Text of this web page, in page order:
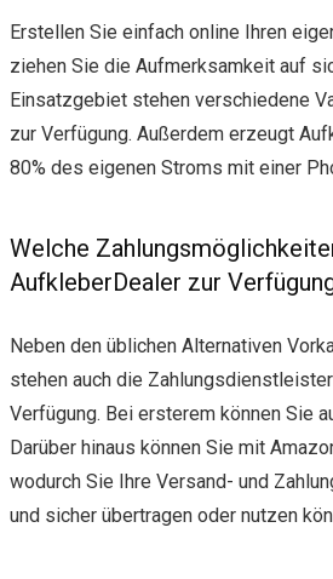
Erstellen Sie einfach online Ihren
ziehen Sie die Aufmerksamkeit auf
Einsatzgebiet stehen verschiedene
zur Verfügung. Außerdem erzeugt
80% des eigenen Stroms mit einer
Welche
AufkleberDealer zur
Neben den üblichen Alternativen
stehen auch die
Verfügung. Bei ersterem können Sie
Darüber hinaus können Sie mit
wodurch Sie Ihre Versand- und
und sicher übertragen oder nutzen